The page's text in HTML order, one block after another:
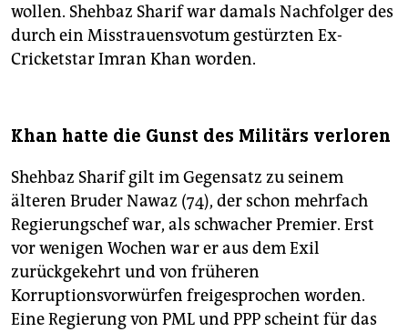
wollen. Shehbaz Sharif war damals Nachfolger des
durch ein Misstrauensvotum gestürzten Ex-
Cricketstar Imran Khan worden.
Khan hatte die Gunst des Militärs verloren
Shehbaz Sharif gilt im Gegensatz zu seinem
älteren Bruder Nawaz (74), der schon mehrfach
Regierungschef war, als schwacher Premier. Erst
vor wenigen Wochen war er aus dem Exil
zurückgekehrt und von früheren
Korruptionsvorwürfen freigesprochen worden.
Eine Regierung von PML und PPP scheint für das